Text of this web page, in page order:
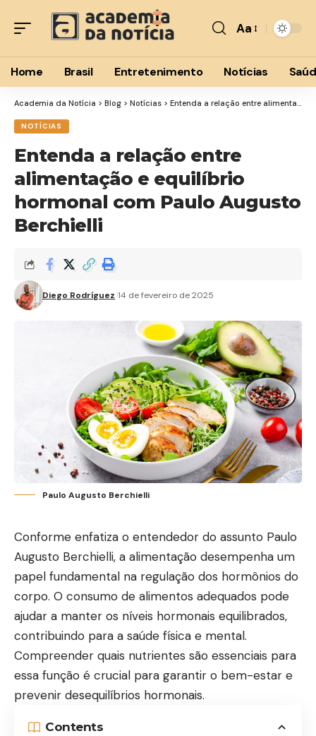
Font
Resizer
Aa
Home Brasil Entretenimento Notícias
Academia da Notícia > Blog > Notícias > Entenda a relação entre alimentação e equilíbrio hormonal com Paulo Augusto Berchielli
NOTÍCIAS
Entenda a relação entre
alimentação e equilíbrio
hormonal com Paulo Augusto
Berchielli
Diego Rodríguez 14 de fevereiro de 2025
Paulo Augusto Berchielli
Conforme enfatiza o entendedor do assunto Paulo
Augusto Berchielli, a alimentação desempenha um
papel fundamental na regulação dos hormônios do
corpo. O consumo de alimentos adequados pode
ajudar a manter os níveis hormonais equilibrados,
contribuindo para a saúde física e mental.
Compreender quais nutrientes são essenciais para
essa função é crucial para garantir o bem-estar e
prevenir desequilíbrios hormonais.
Contents